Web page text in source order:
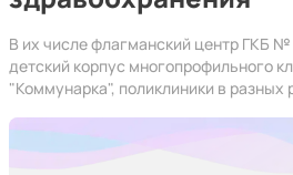
В их числе флагманский центр ГКБ
детский корпус многопрофильного
"Коммунарка", поликлиники в разных